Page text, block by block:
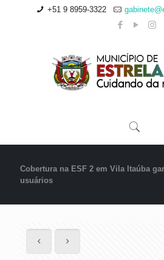
+51 9 8959-3322
Cobertura na ESF 2 em Vila Itaúba
usuários